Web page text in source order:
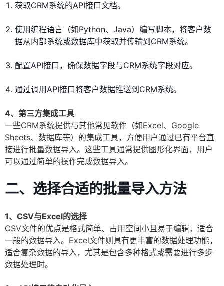
获取CRM系统的API接口文档。
使用编程语言（如Python、Java）编写脚本，将客户数
据从内部系统或数据库中获取并传输到CRM系统。
配置API接口，确保数据字段与CRM系统字段对应。
通过调用API接口将客户数据推送到CRM系统。
4、第三方集成工具
一些CRM系统提供与其他常见软件（如Excel、Google
Sheets、数据库等）的集成工具，方便用户通过已有平台直
接进行批量数据导入。这些工具通常提供图形化界面，用户
可以通过简单的操作完成数据导入。
二、选择合适的批量导入方法
1、CSV与Excel的选择
CSV文件的优点是格式简单、占用空间小且易于编辑，适合
一般的数据导入。Excel文件则具有更丰富的数据处理功能，
适合复杂数据的导入，尤其是包含多种格式或需要进行多步
数据处理时。